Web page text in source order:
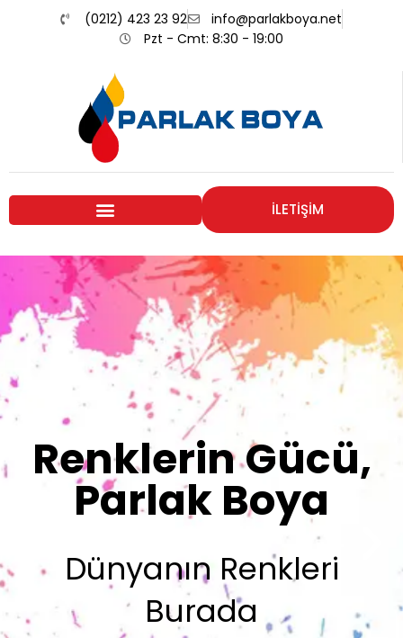
(0212) 423 23 92
info@parlakboya.net
Pzt - Cmt: 8:30 - 19:00
İLETİŞİM
Renklerimiz
Sizin İmzanız
Olsun